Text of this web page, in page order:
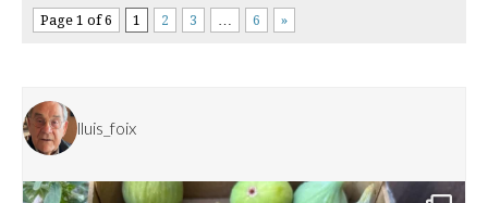
Page 1 of 6 1 2 3 6 »
lluis_foix